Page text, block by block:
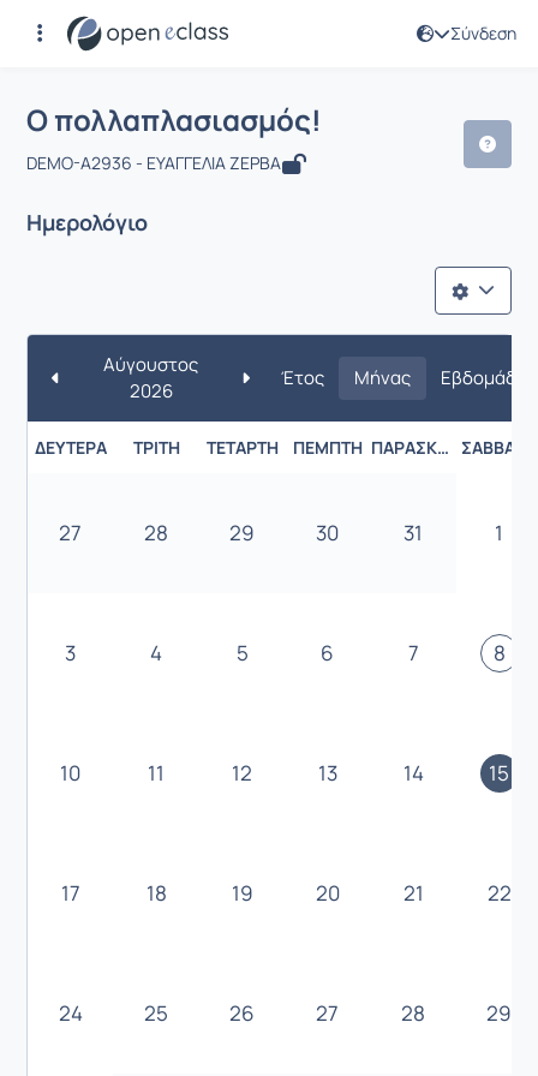
Σύνδεση
Μάθημα : Ο πολλαπλασιασμός!
Ο πολλαπλασιασμός!
DEMO-A2936 - ΕΥΑΓΓΕΛΙΑ ΖΕΡΒΑ
Ημερολόγιο
Αύγουστος
2026
Έτος Μήνας Εβδομάδα
ΔΕΥΤΈΡΑ ΤΡΊΤΗ ΤΕΤΆΡΤΗ ΠΈΜΠΤΗ ΠΑΡΑΣΚΕΥΉ ΣΆΒΒΑΤΟ
27 28 29 30 31 1
3 4 5 6 7 8
10 11 12 13 14 15
17 18 19 20 21 22
24 25 26 27 28 29